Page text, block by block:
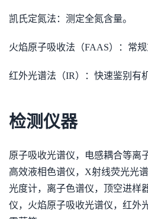
凯氏定氮法：测定全氮含量。
火焰原子吸收法（FAAS）：常规
红外光谱法（IR）：快速鉴别有
检测仪器
原子吸收光谱仪，电感耦合等离
高效液相色谱仪，X射线荧光光
光度计，离子色谱仪，顶空进样
仪，火焰原子吸收光谱仪，红外